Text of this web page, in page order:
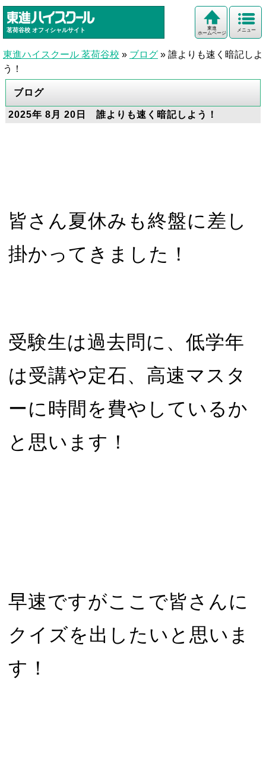
茗荷谷校 オフィシャルサイト メニュー
東進
ホームページ
東進ハイスクール 茗荷谷校 » ブログ » 誰よりも速く暗記しよ
う！
ブログ
2025年 8月 20日 誰よりも速く暗記しよう！
皆さん夏休みも終盤に差し
掛かってきました！
受験生は過去問に、低学年
は受講や定石、高速マスタ
ーに時間を費やしているか
と思います！
早速ですがここで皆さんに
クイズを出したいと思いま
す！